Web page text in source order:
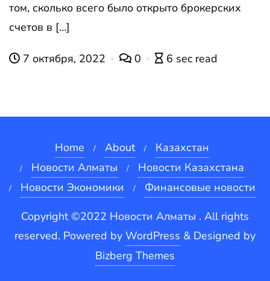
том, сколько всего было открыто брокерских
счетов в […]
7 октября, 2022 0 6 sec read
Home About
Казахстан
Новости Алматы
Новости Казахстана
Новости Экономики
Финансовые новости
Copyright ©2022 Новости Алматы . All rights
reserved. Powered by WordPress & Designed by
Bizberg Themes